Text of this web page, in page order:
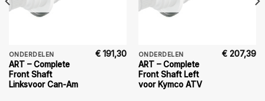
ONDERDELEN
ART – Complete
Front Shaft
Linksvoor Can-Am
€ 191,30 ONDERDELEN
ART – Complete
Front Shaft Left
voor Kymco ATV
€ 207,39